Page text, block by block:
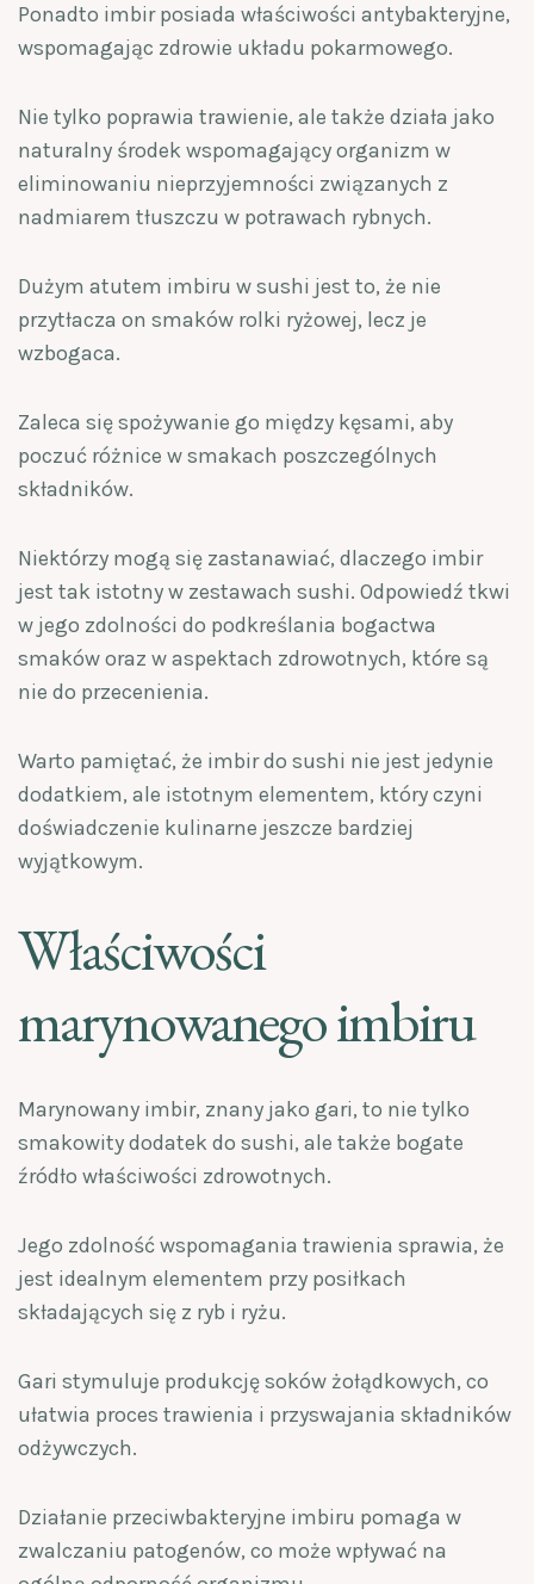
Ponadto imbir posiada właściwości antybakteryjne,
wspomagając zdrowie układu pokarmowego.
Nie tylko poprawia trawienie, ale także działa jako
naturalny środek wspomagający organizm w
eliminowaniu nieprzyjemności związanych z
nadmiarem tłuszczu w potrawach rybnych.
Dużym atutem imbiru w sushi jest to, że nie
przytłacza on smaków rolki ryżowej, lecz je
wzbogaca.
Zaleca się spożywanie go między kęsami, aby
poczuć różnice w smakach poszczególnych
składników.
Niektórzy mogą się zastanawiać, dlaczego imbir
jest tak istotny w zestawach sushi. Odpowiedź tkwi
w jego zdolności do podkreślania bogactwa
smaków oraz w aspektach zdrowotnych, które są
nie do przecenienia.
Warto pamiętać, że imbir do sushi nie jest jedynie
dodatkiem, ale istotnym elementem, który czyni
doświadczenie kulinarne jeszcze bardziej
wyjątkowym.
Właściwości
marynowanego imbiru
Marynowany imbir, znany jako gari, to nie tylko
smakowity dodatek do sushi, ale także bogate
źródło właściwości zdrowotnych.
Jego zdolność wspomagania trawienia sprawia, że
jest idealnym elementem przy posiłkach
składających się z ryb i ryżu.
Gari stymuluje produkcję soków żołądkowych, co
ułatwia proces trawienia i przyswajania składników
odżywczych.
Działanie przeciwbakteryjne imbiru pomaga w
zwalczaniu patogenów, co może wpływać na